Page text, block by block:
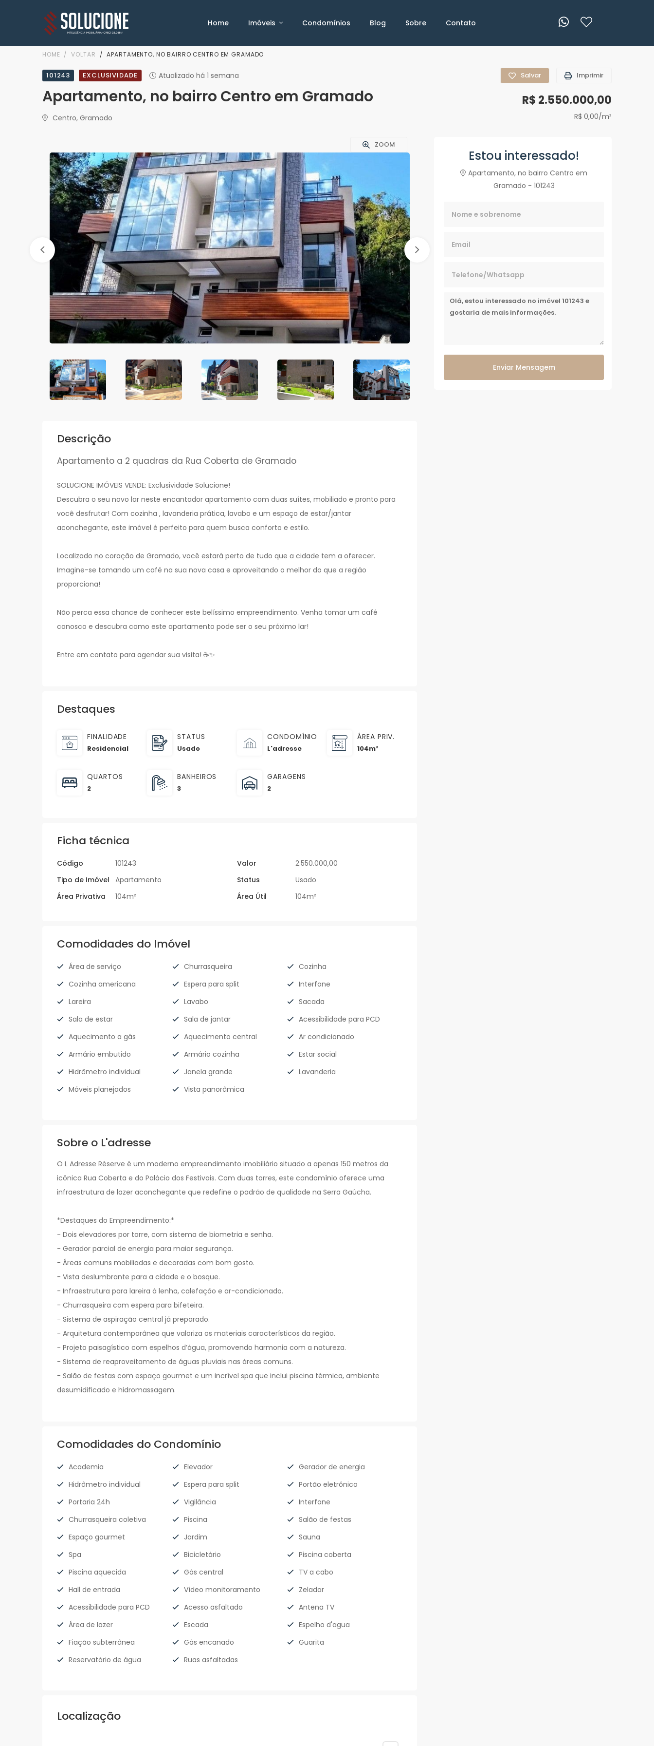
Home Imóveis Condomínios Blog Sobre Contato
HOME VOLTAR APARTAMENTO, NO BAIRRO CENTRO EM GRAMADO
101243 EXCLUSIVIDADE Atualizado há 1 semana Salvar Imprimir
Apartamento, no bairro Centro em Gramado
Centro, Gramado
R$ 2.550.000,00
R$ 0,00/m²
ZOOM
Descrição
Apartamento a 2 quadras da Rua Coberta de Gramado
SOLUCIONE IMÓVEIS VENDE: Exclusividade Solucione!
Descubra o seu novo lar neste encantador apartamento com duas suítes, mobiliado e pronto para
você desfrutar! Com cozinha , lavanderia prática, lavabo e um espaço de estar/jantar
aconchegante, este imóvel é perfeito para quem busca conforto e estilo.
Localizado no coração de Gramado, você estará perto de tudo que a cidade tem a oferecer.
Imagine-se tomando um café na sua nova casa e aproveitando o melhor do que a região
proporciona!
Não perca essa chance de conhecer este belíssimo empreendimento. Venha tomar um café
conosco e descubra como este apartamento pode ser o seu próximo lar!
Entre em contato para agendar sua visita! ☕✨
Destaques
FINALIDADE
Residencial
STATUS
Usado
CONDOMÍNIO
L'adresse
ÁREA PRIV.
104m²
QUARTOS
2
BANHEIROS
3
GARAGENS
2
Ficha técnica
Código 101243 Valor
2.550.000,00
Tipo de Imóvel
Apartamento Status
Usado
Área Privativa
104m² Área Útil 104m²
Comodidades do Imóvel
Área de serviço Churrasqueira
Cozinha
Cozinha americana
Espera para split
Interfone
Lareira
Lavabo
Sacada
Sala de estar
Sala de jantar
Acessibilidade para PCD
Aquecimento a gás
Aquecimento central
Ar condicionado
Armário embutido
Armário cozinha
Estar social
Hidrômetro individual
Janela grande
Lavanderia
Móveis planejados
Vista panorâmica
Sobre o L'adresse
O L Adresse Réserve é um moderno empreendimento imobiliário situado a apenas 150 metros da
icônica Rua Coberta e do Palácio dos Festivais. Com duas torres, este condomínio oferece uma
infraestrutura de lazer aconchegante que redefine o padrão de qualidade na Serra Gaúcha.
*Destaques do Empreendimento:*
- Dois elevadores por torre, com sistema de biometria e senha.
- Gerador parcial de energia para maior segurança.
- Áreas comuns mobiliadas e decoradas com bom gosto.
- Vista deslumbrante para a cidade e o bosque.
- Infraestrutura para lareira à lenha, calefação e ar-condicionado.
- Churrasqueira com espera para bifeteira.
- Sistema de aspiração central já preparado.
- Arquitetura contemporânea que valoriza os materiais característicos da região.
- Projeto paisagístico com espelhos d’água, promovendo harmonia com a natureza.
- Sistema de reaproveitamento de águas pluviais nas áreas comuns.
- Salão de festas com espaço gourmet e um incrível spa que inclui piscina térmica, ambiente
desumidificado e hidromassagem.
Comodidades do Condomínio
Academia Elevador
Gerador de energia
Hidrômetro individual
Espera para split
Portão eletrônico
Portaria 24h
Vigilância
Interfone
Churrasqueira coletiva
Piscina
Salão de festas
Espaço gourmet
Jardim
Sauna
Spa
Bicicletário
Piscina coberta
Piscina aquecida
Gás central
TV a cabo
Hall de entrada
Vídeo monitoramento
Zelador
Acessibilidade para PCD
Acesso asfaltado
Antena TV
Área de lazer
Escada
Espelho d'agua
Fiação subterrânea
Gás encanado
Guarita
Reservatório de água
Ruas asfaltadas
Localização
Estou interessado!
Apartamento, no bairro Centro em
Gramado - 101243
Enviar Mensagem